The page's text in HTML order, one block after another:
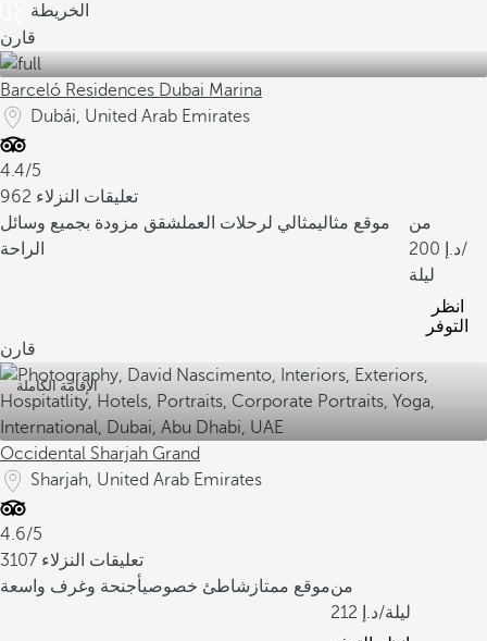
الخريطة
قارن
Barceló Residences Dubai Marina
Dubái, United Arab Emirates
4.4/5
962 تعليقات النزلاء
موقع مثاليمثالي لرحلات العملشقق مزودة بجميع وسائل
الراحة
من
200
/
ليلة
انظر
التوفر
قارن
الإقامة الكاملة
Occidental Sharjah Grand
Sharjah, United Arab Emirates
4.6/5
3107 تعليقات النزلاء
موقع ممتاز شاطئ خصوصيأجنحة وغرف واسعة
من
212
/ليلة